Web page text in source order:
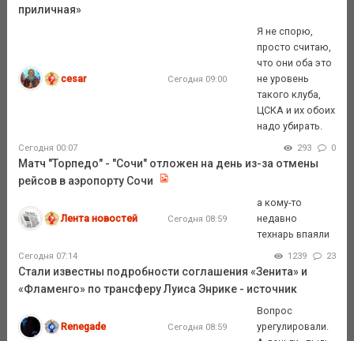
приличная»
cesar Сегодня 09:00
Я не спорю,
просто считаю,
что они оба это
не уровень
такого клуба,
ЦСКА и их обоих
надо убирать.
Сегодня 00:07 293 0
Матч "Торпедо" - "Сочи" отложен на день из-за отмены
рейсов в аэропорту Сочи
Лента новостей Сегодня 08:59
а кому-то
недавно
технарь впаяли
Сегодня 07:14 1239 23
Стали известны подробности соглашения «Зенита» и
«Фламенго» по трансферу Луиса Энрике - источник
Renegade Сегодня 08:59
Вопрос
урегулировали.